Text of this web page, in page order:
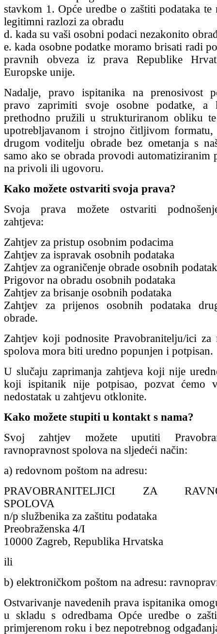
stavkom 1. Opće uredbe o zaštiti podataka te
legitimni razlozi za obradu
d. kada su vaši osobni podaci nezakonito
e. kada osobne podatke moramo brisati radi
pravnih obveza iz prava Republike
Europske unije.
Nadalje, pravo ispitanika na prenosivost
pravo zaprimiti svoje osobne podatke, a
prethodno pružili u strukturiranom obliku
upotrebljavanom i strojno čitljivom
drugom voditelju obrade bez ometanja s
samo ako se obrada provodi automatiziranim
na privoli ili ugovoru.
Kako možete ostvariti svoja prava?
Svoja prava možete ostvariti
zahtjeva:
Zahtjev za pristup osobnim podacima
Zahtjev za ispravak osobnih podataka
Zahtjev za ograničenje obrade osobnih
Prigovor na obradu osobnih podataka
Zahtjev za brisanje osobnih podataka
Zahtjev za prijenos osobnih podataka
obrade.
Zahtjev koji podnosite Pravobranitelju/ici za
spolova mora biti uredno popunjen i potpisan.
U slučaju zaprimanja zahtjeva koji nije
koji ispitanik nije potpisao, pozvat ćemo
nedostatak u zahtjevu otklonite.
Kako možete stupiti u kontakt s nama?
Svoj zahtjev možete uputiti
ravnopravnost spolova na sljedeći način:
a) redovnom poštom na adresu:
PRAVOBRANITELJICI ZA
SPOLOVA
n/p službenika za zaštitu podataka
Preobraženska 4/I
10000 Zagreb, Republika Hrvatska
ili
b) elektroničkom poštom na adresu:
Ostvarivanje navedenih prava ispitanika
u skladu s odredbama Opće uredbe o
primjerenom roku i bez nepotrebnog